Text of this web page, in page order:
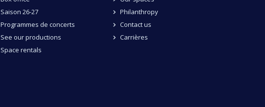
Saison 26-27
Programmes de concerts
See our productions
Space rentals
Philanthropy
Contact us
Carrières